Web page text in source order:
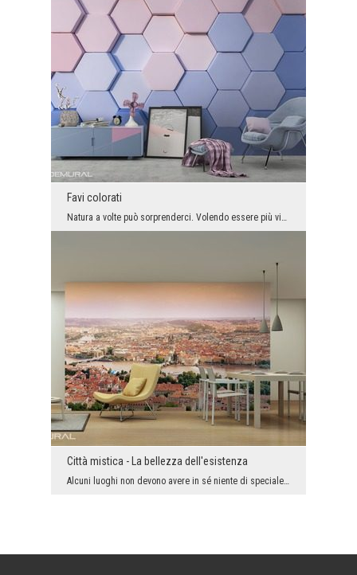
Favi colorati
Natura a volte può sorprenderci. Volendo essere più vicino scegli il motivo con un tono veramente...
Città mistica - La bellezza dell'esistenza
Alcuni luoghi non devono avere in sé niente di speciale per emanare bellezza – basta che sono. Il...